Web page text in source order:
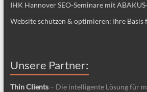
IHK Hannover SEO-Seminare mit
Website schützen & optimieren: Ihre
Unsere Partner:
Thin Clients – Die intelligente Lösung für